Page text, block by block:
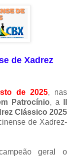
de Xadrez
de 2025, nas
Patrocínio, a
Clássico 2025
de Xadrez-
geral o